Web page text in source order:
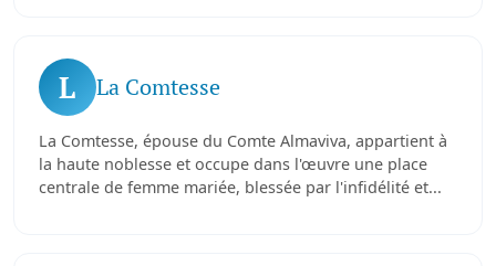
L La Comtesse
La Comtesse, épouse du Comte Almaviva, appartient à
la haute noblesse et occupe dans l'œuvre une place
centrale de femme mariée, blessée par l'infidélité et...